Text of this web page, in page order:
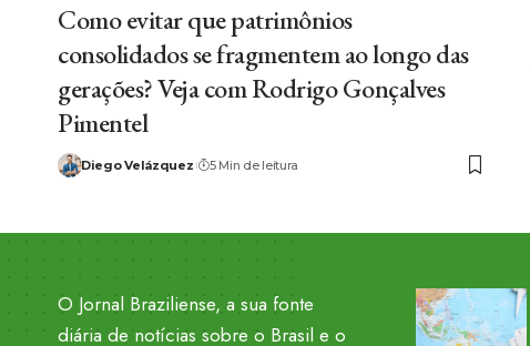
Como evitar que patrimônios
consolidados se fragmentem ao longo das
gerações? Veja com Rodrigo Gonçalves
Pimentel
Diego Velázquez 5 Min de leitura
O Jornal Braziliense, a sua fonte
diária de notícias sobre o Brasil e o